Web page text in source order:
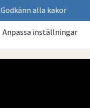
Godkänn alla kakor
Anpassa inställningar